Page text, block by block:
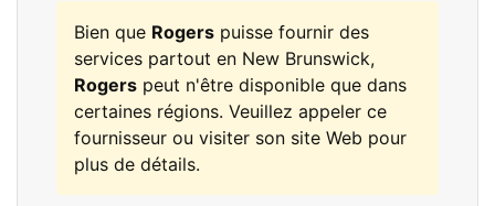
Bien que Rogers puisse fournir des
services partout en New Brunswick,
Rogers peut n'être disponible que dans
certaines régions. Veuillez appeler ce
fournisseur ou visiter son site Web pour
plus de détails.